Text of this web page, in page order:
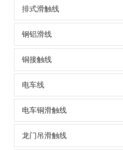
排式滑触线
钢铝滑线
铜接触线
电车线
电车铜滑触线
龙门吊滑触线